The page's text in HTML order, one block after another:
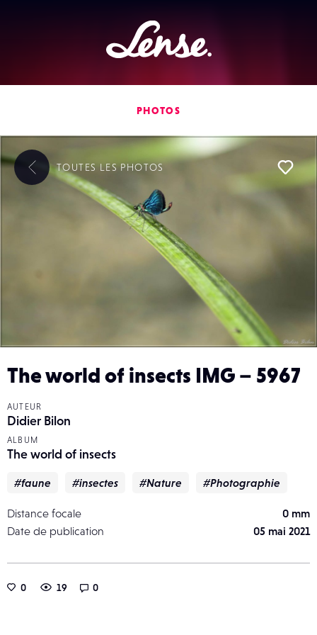
Lense
PHOTOS
The world of insects IMG – 5967
AUTEUR
Didier Bilon
ALBUM
The world of insects
#faune #insectes #Nature #Photographie
Distance focale
0 mm
Date de publication
05 mai 2021
0 19 0
TOUTES LESPHOTOS